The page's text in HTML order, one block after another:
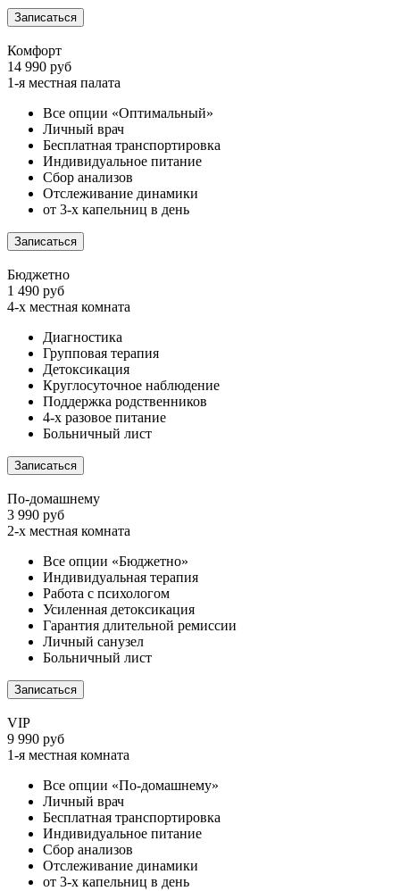
Записаться
Комфорт
14 990 руб
1-я местная палата
Все опции «Оптимальный»
Личный врач
Бесплатная транспортировка
Индивидуальное питание
Сбор анализов
Отслеживание динамики
от 3-х капельниц в день
Записаться
Бюджетно
1 490 руб
4-х местная комната
Диагностика
Групповая терапия
Детоксикация
Круглосуточное наблюдение
Поддержка родственников
4-х разовое питание
Больничный лист
Записаться
По-домашнему
3 990 руб
2-х местная комната
Все опции «Бюджетно»
Индивидуальная терапия
Работа с психологом
Усиленная детоксикация
Гарантия длительной ремиссии
Личный санузел
Больничный лист
Записаться
VIP
9 990 руб
1-я местная комната
Все опции «По-домашнему»
Личный врач
Бесплатная транспортировка
Индивидуальное питание
Сбор анализов
Отслеживание динамики
от 3-х капельниц в день